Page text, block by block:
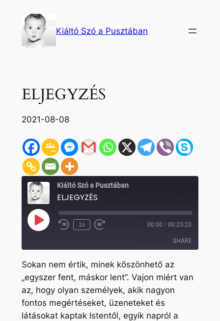
tartalomhoz
Kiáltó Szó a Pusztában
ELJEGYZÉS
2021-08-08
Kiáltó Szó a Pusztában
ELJEGYZÉS
Play
Episode Rewind
1x
Fast
seconds
00:00 / 00:25:23
SHARE
SHARE
LINK
EMBED
Sokan nem értik, minek köszönhető az
„egyszer fent, máskor lent”. Vajon miért van
az, hogy olyan személyek, akik nagyon
fontos megértéseket, üzeneteket és
látásokat kaptak Istentől, egyik napról a